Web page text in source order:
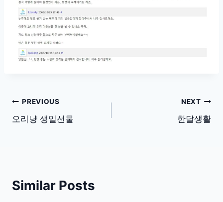
글
탐
PREVIOUS
오리냥 생일선물
NEXT
한달생활
Similar Posts